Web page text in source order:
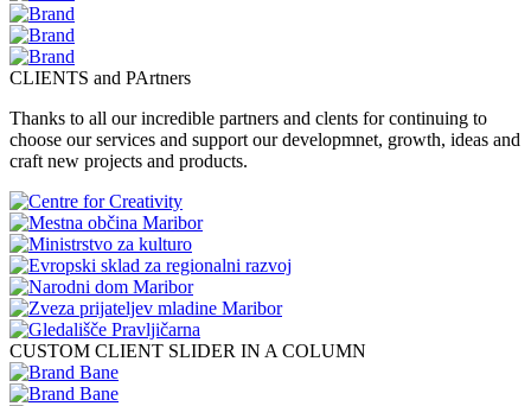
CLIENTS and PArtners
Thanks to all our incredible partners and clents for continuing to
choose our services and support our developmnet, growth, ideas and
craft new projects and products.
CUSTOM CLIENT SLIDER IN A COLUMN